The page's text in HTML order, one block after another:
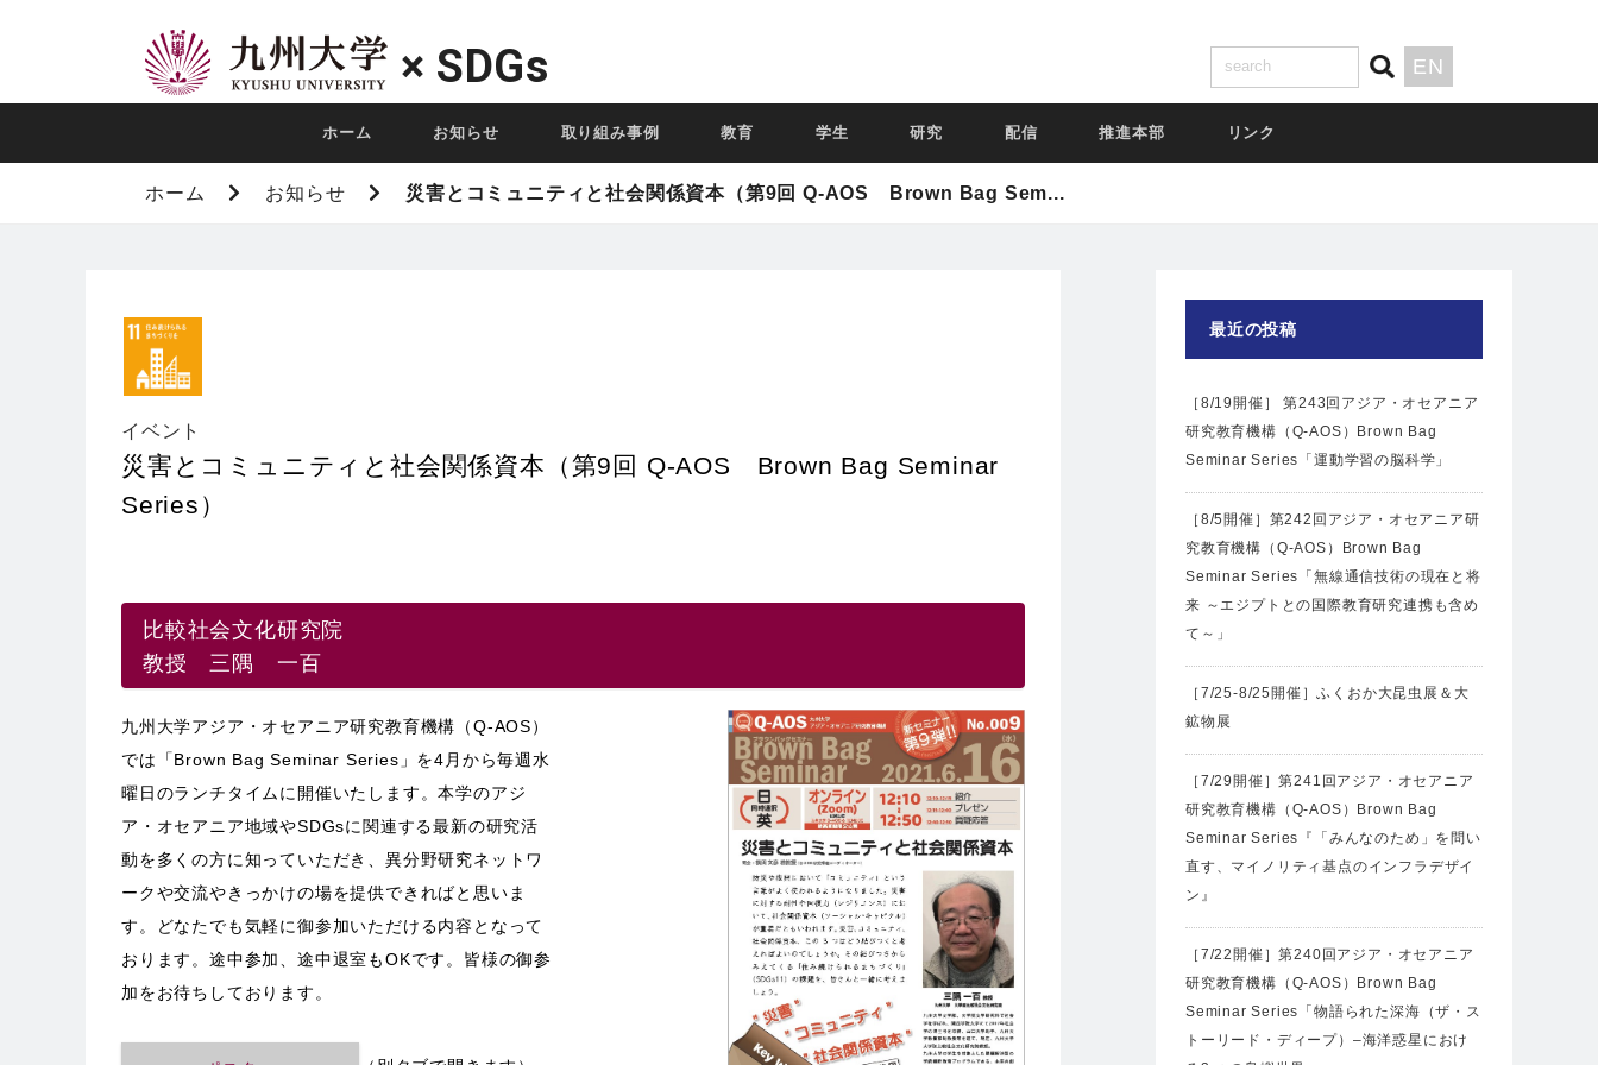
× SDGs EN
ホーム お知らせ 取り組み事例 教育 学生 研究 配信 推進本部 リンク
ホーム お知らせ 災害とコミュニティと社会関係資本（第9回 Q-AOS Brown Bag Sem...
イベント
災害とコミュニティと社会関係資本（第9回 Q-AOS Brown Bag Seminar
Series）
比較社会文化研究院
教授 三隅 一百
九州大学アジア・オセアニア研究教育機構（Q-AOS）
では「Brown Bag Seminar Series」を4月から毎週水
曜日のランチタイムに開催いたします。本学のアジ
ア・オセアニア地域やSDGsに関連する最新の研究活
動を多くの方に知っていただき、異分野研究ネットワ
ークや交流やきっかけの場を提供できればと思いま
す。どなたでも気軽に御参加いただける内容となって
おります。途中参加、途中退室もOKです。皆様の御参
加をお待ちしております。
最近の投稿
［8/19開催］ 第243回アジア・オセアニア
研究教育機構（Q-AOS）Brown Bag
Seminar Series「運動学習の脳科学」
［8/5開催］第242回アジア・オセアニア研
究教育機構（Q-AOS）Brown Bag
Seminar Series「無線通信技術の現在と将
来 ～エジプトとの国際教育研究連携も含め
て～」
［7/25-8/25開催］ふくおか大昆虫展＆大
鉱物展
［7/29開催］第241回アジア・オセアニア
研究教育機構（Q-AOS）Brown Bag
Seminar Series『「みんなのため」を問い
直す、マイノリティ基点のインフラデザイ
ン』
［7/22開催］第240回アジア・オセアニア
研究教育機構（Q-AOS）Brown Bag
Seminar Series「物語られた深海（ザ・ス
トーリード・ディープ）‒海洋惑星におけ